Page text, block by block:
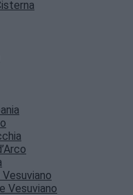
Vesuviano
Vesuviano